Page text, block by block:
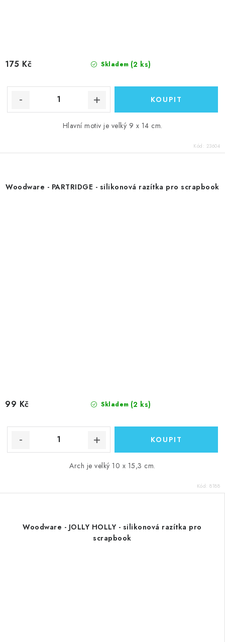
Skladem (2 ks)
175 Kč
Hlavní motiv je velký 9 x 14 cm.
Kód: 23604
Woodware - PARTRIDGE - silikonová razítka pro scrapbook
Skladem (2 ks)
99 Kč
Arch je velký 10 x 15,3 cm.
Kód: 8188
Woodware - JOLLY HOLLY - silikonová razítka pro
scrapbook